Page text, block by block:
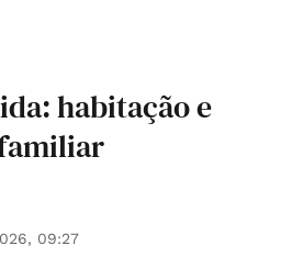
habitação e
09:27